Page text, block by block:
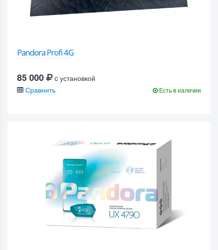
Pandora Profi 4G
85 000
c установкой
Сравнить
Есть в наличии